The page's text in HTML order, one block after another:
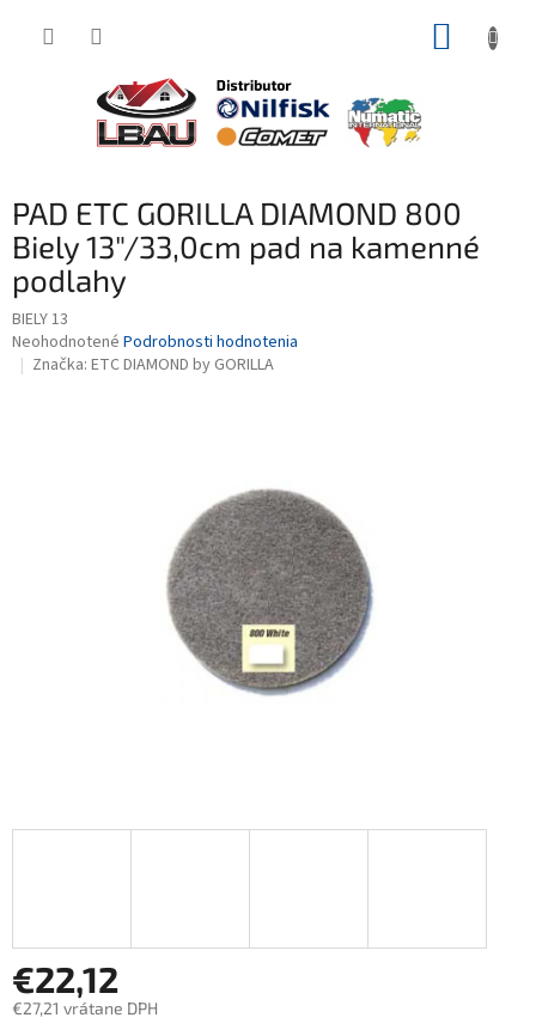
PAD ETC GORILLA DIAMOND 800
Biely 13"/33,0cm pad na kamenné
podlahy
BIELY 13
Priemerné
hodnotenie
Neohodnotené Podrobnosti hodnotenia
Značka: ETC DIAMOND by GORILLA
€22,12
€27,21 vrátane DPH